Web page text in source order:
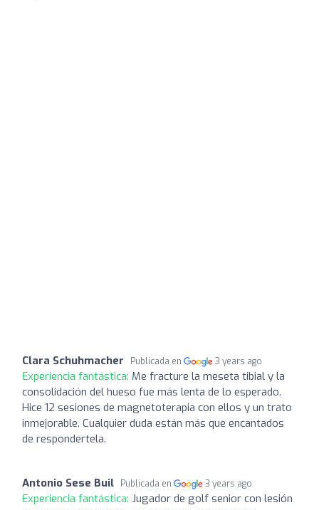
Clara Schuhmacher Publicada en 3 years ago
Experiencia fantástica: Me fracture la meseta tibial y la
consolidación del hueso fue más lenta de lo esperado.
Hice 12 sesiones de magnetoterapia con ellos y un trato
inmejorable. Cualquier duda están más que encantados
de respondertela.
Antonio Sese Buil Publicada en 3 years ago
Experiencia fantástica: Jugador de golf senior con lesión